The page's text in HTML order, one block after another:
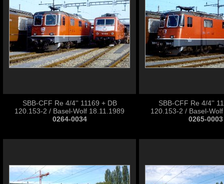
SBB-CFF Re 4/4'' 11169 + DB
120.153-2 / Basel-Wolf 18.11.1989
0264-0034
SBB-CFF Re 4/4''
120.153-2 / Basel-
0265-0003